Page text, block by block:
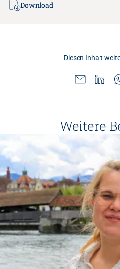
Umgang mit
psychologischen
Demenz
20.08.2026
Download
Diesen Inhalt
Weitere